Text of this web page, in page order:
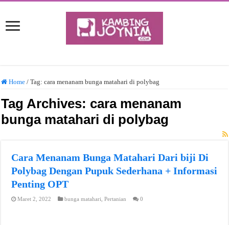
Home / Tag:cara menanam bunga matahari di polybag
Tag Archives: cara menanam
bunga matahari di polybag
Cara Menanam Bunga Matahari Dari biji Di
Polybag Dengan Pupuk Sederhana + Informasi
Penting OPT
Maret 2, 2022 bunga matahari ,Pertanian 0